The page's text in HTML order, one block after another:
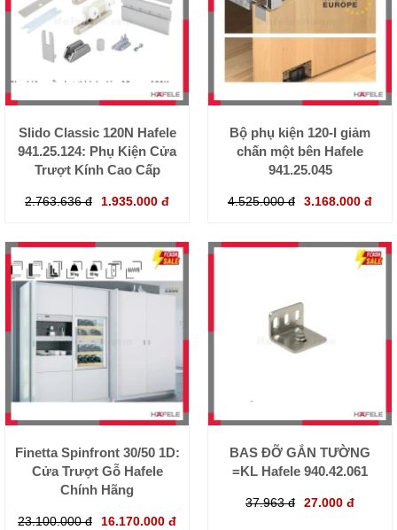
Slido Classic 120N Hafele
941.25.124: Phụ Kiện Cửa
Trượt Kính Cao Cấp
2.763.636 đ 1.935.000 đ
Bộ phụ kiện 120-I giảm
chấn một bên Hafele
941.25.045
4.525.000 đ 3.168.000 đ
Finetta Spinfront 30/50 1D:
Cửa Trượt Gỗ Hafele
Chính Hãng
23.100.000 đ 16.170.000 đ
BAS ĐỠ GẮN TƯỜNG
=KL Hafele 940.42.061
37.963 đ 27.000 đ